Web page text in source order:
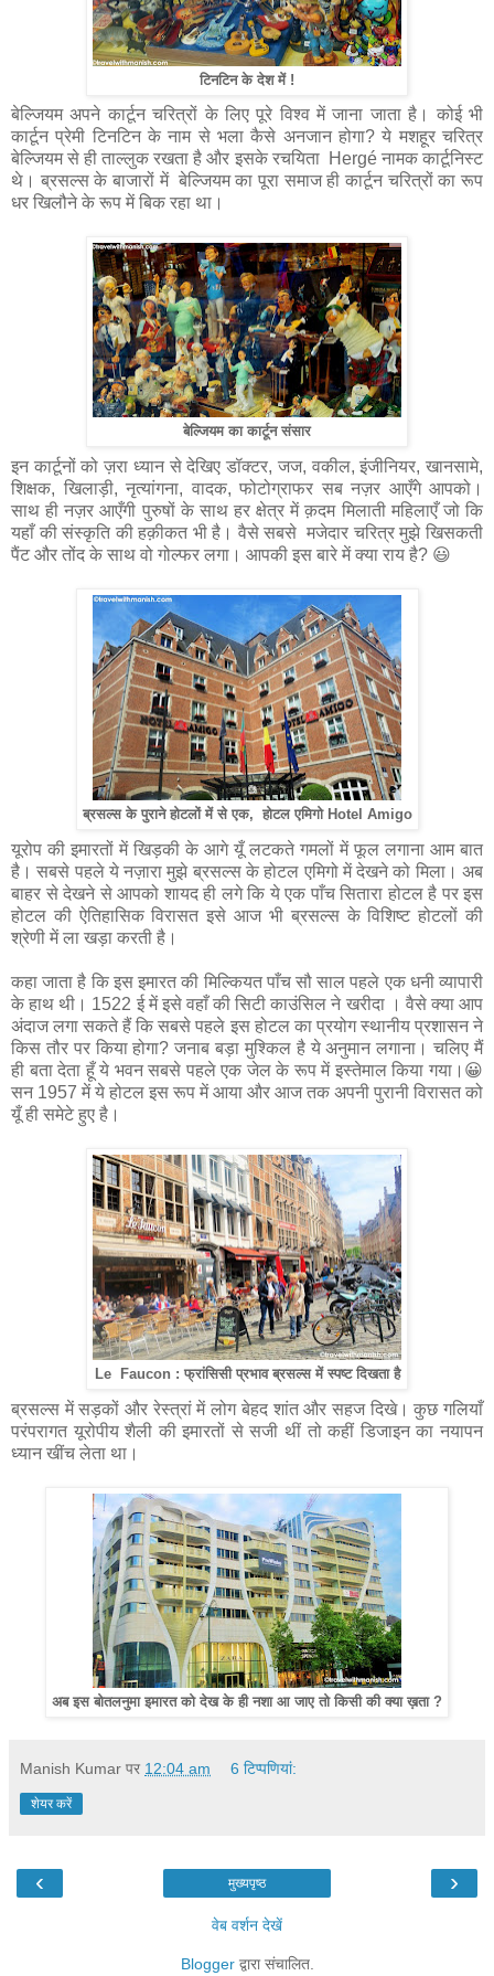
टिनटिन के देश में !
बेल्जियम अपने कार्टून चरित्रों के लिए पूरे विश्व में जाना जाता है। कोई भी
कार्टून प्रेमी टिनटिन के नाम से भला कैसे अनजान होगा? ये मशहूर चरित्र
बेल्जियम से ही ताल्लुक रखता है और इसके रचयिता Hergé नामक कार्टूनिस्ट
थे। ब्रसल्स के बाजारों में बेल्जियम का पूरा समाज ही कार्टून चरित्रों का रूप
धर खिलौने के रूप में बिक रहा था।
बेल्जियम का कार्टून संसार
इन कार्टूनों को ज़रा ध्यान से देखिए डॉक्टर, जज, वकील, इंजीनियर, खानसामे,
शिक्षक, खिलाड़ी, नृत्यांगना, वादक, फोटोग्राफर सब नज़र आएँगे आपको।
साथ ही नज़र आएँगी पुरुषों के साथ हर क्षेत्र में क़दम मिलाती महिलाएँ जो कि
यहाँ की संस्कृति की हक़ीकत भी है। वैसे सबसे मजेदार चरित्र मुझे खिसकती
पैंट और तोंद के साथ वो गोल्फर लगा। आपकी इस बारे में क्या राय है? 😃
ब्रसल्स के पुराने होटलों में से एक, होटल एमिगो Hotel Amigo
यूरोप की इमारतों में खिड़की के आगे यूँ लटकते गमलों में फूल लगाना आम बात
है। सबसे पहले ये नज़ारा मुझे ब्रसल्स के होटल एमिगो में देखने को मिला। अब
बाहर से देखने से आपको शायद ही लगे कि ये एक पाँच सितारा होटल है पर इस
होटल की ऐतिहासिक विरासत इसे आज भी ब्रसल्स के विशिष्ट होटलों की
श्रेणी में ला खड़ा करती है।
कहा जाता है कि इस इमारत की मिल्कियत पाँच सौ साल पहले एक धनी व्यापारी
के हाथ थी। 1522 ई में इसे वहाँ की सिटी काउंसिल ने खरीदा । वैसे क्या आप
अंदाज लगा सकते हैं कि सबसे पहले इस होटल का प्रयोग स्थानीय प्रशासन ने
किस तौर पर किया होगा? जनाब बड़ा मुश्किल है ये अनुमान लगाना। चलिए मैं
ही बता देता हूँ ये भवन सबसे पहले एक जेल के रूप में इस्तेमाल किया गया।😀
सन 1957 में ये होटल इस रूप में आया और आज तक अपनी पुरानी विरासत को
यूँ ही समेटे हुए है।
Le Faucon : फ्रांसिसी प्रभाव ब्रसल्स में स्पष्ट दिखता है
ब्रसल्स में सड़कों और रेस्त्रां में लोग बेहद शांत और सहज दिखे। कुछ गलियाँ
परंपरागत यूरोपीय शैली की इमारतों से सजी थीं तो कहीं डिजाइन का नयापन
ध्यान खींच लेता था।
अब इस बोतलनुमा इमारत को देख के ही नशा आ जाए तो किसी की क्या ख़ता ?
Manish Kumar पर 12:04 am 6 टिप्‍पणियां:
शेयर करें
‹ ›
मुख्यपृष्ठ
वेब वर्शन देखें
Bloggerद्वारा संचालित.